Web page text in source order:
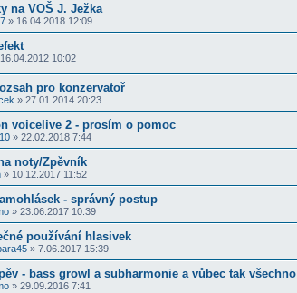
na VOŠ J. Ježka
» 16.04.2018 12:09
16.04.2012 10:02
pro konzervatoř
» 27.01.2014 20:23
voicelive 2 - prosím o pomoc
» 22.02.2018 7:44
noty/Zpěvník
» 10.12.2017 11:52
- správný postup
» 23.06.2017 10:39
používání hlasivek
» 7.06.2017 15:39
- bass growl a subharmonie a vůbec tak všechno
» 29.09.2016 7:41